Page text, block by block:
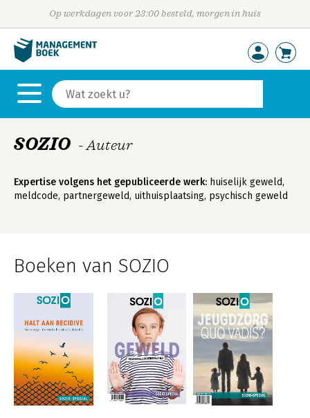
Op werkdagen voor 23:00 besteld, morgen in huis
SOZIO - Auteur
Expertise volgens het gepubliceerde werk: huiselijk geweld,
meldcode, partnergeweld, uithuisplaatsing, psychisch geweld
Boeken van SOZIO